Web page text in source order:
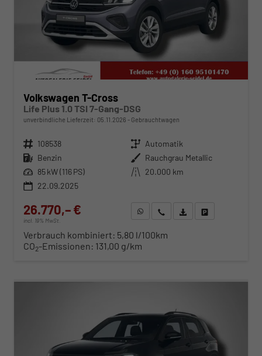
Volkswagen T-Cross
Life Plus 1.0 TSI 7-Gang-DSG
unverbindliche Lieferzeit: 05.11.2026 Gebrauchtwagen
Fahrzeugnr. 108538 Getriebe Automatik
Kraftstoff Benzin Außenfarbe Rauchgrau Metallic
Leistung 85 kW (116 PS) Kilometerstand 20.000 km
22.09.2025
26.770,– €
incl. 19% MwSt.
WhatsApp anfragen
Wir rufen Sie anFahrzeugexposé (PDF)
Verbrauch kombiniert: 5,80 l/100km
CO2-Emissionen: 131,00 g/km